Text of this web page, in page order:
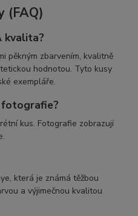
(FAQ)
kvalita?
pěkným zbarvením, kvalitně
hodnotou. Tyto kusy
exempláře.
fotografie?
kus. Fotografie zobrazují
která je známá těžbou
a výjimečnou kvalitou